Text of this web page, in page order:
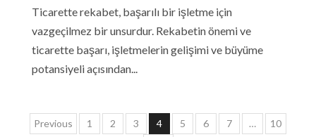
Ticarette rekabet, başarılı bir işletme için
vazgeçilmez bir unsurdur. Rekabetin önemi ve
ticarette başarı, işletmelerin gelişimi ve büyüme
potansiyeli açısından...
Yazı
Previous 1 2 3 4 5 6 7 …
10